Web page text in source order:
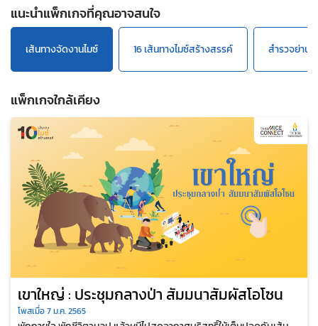
แนะนำแพ็กเกจที่คุณอาจสนใจ
เส้นทางจัดงานไมซ์ 16 เส้นทางไมซ์สร้างสรรค์ สำรวจย่าน
แพ็กเกจใกล้เคียง
เขาใหญ่ : ประชุมกลางป่า สัมมนาสัมผัสโอโซน
โพสเมื่อ 7 ม.ค. 2565